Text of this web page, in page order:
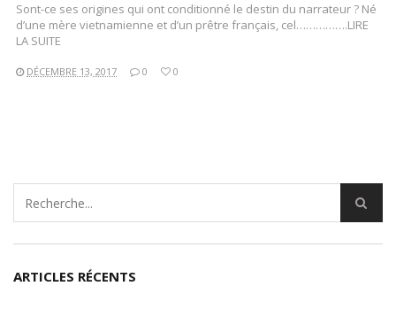
Sont-ce ses origines qui ont conditionné le destin du narrateur ? Né
d’une mère vietnamienne et d’un prêtre français, cel…………….LIRE
LA SUITE
DÉCEMBRE 13, 2017 0 0
ARTICLES RÉCENTS